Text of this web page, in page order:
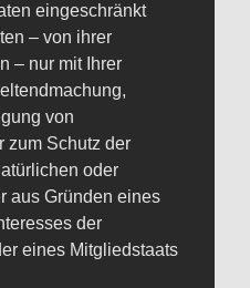
eingeschränkt
– von ihrer
– nur mit Ihrer
von
zum Schutz der
oder
aus Gründen eines
der
eines Mitgliedstaats